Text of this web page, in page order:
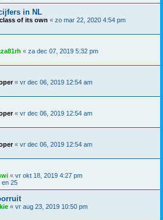
in NL
of its own « zo mar 22, 2020 4:54 pm
« za dec 07, 2019 5:32 pm
« vr dec 06, 2019 12:54 am
« vr dec 06, 2019 12:54 am
« vr dec 06, 2019 12:54 am
« vr okt 18, 2019 4:27 pm
en 25
« vr aug 23, 2019 10:50 pm